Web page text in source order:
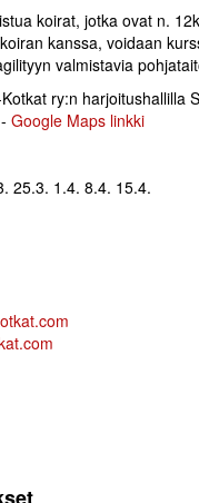
koirat, jotka ovat n.
kanssa, voidaan
valmistavia
ry:n harjoitushallilla
Google Maps linkki
25.3. 1.4. 8.4. 15.4.